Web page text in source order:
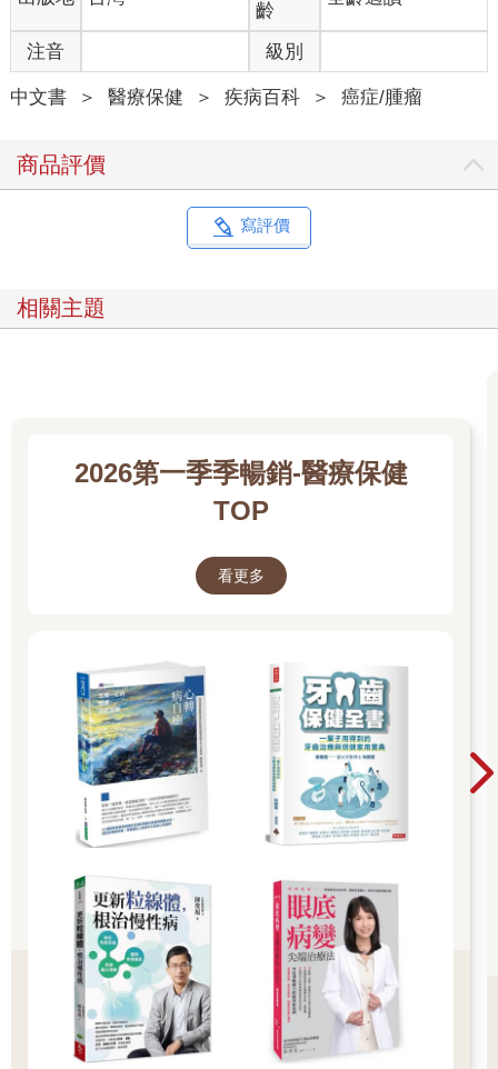
齡
注音 級別
中文書 ＞ 醫療保健 ＞ 疾病百科 ＞ 癌症/腫瘤
商品評價
寫評價
相關主題
2026第一季季暢銷-醫療保健
TOP
看更多